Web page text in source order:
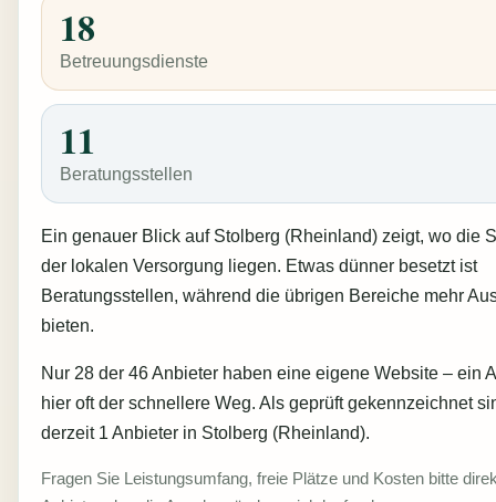
18
Betreuungsdienste
11
Beratungsstellen
Ein genauer Blick auf Stolberg (Rheinland) zeigt, wo die
der lokalen Versorgung liegen. Etwas dünner besetzt ist
Beratungsstellen, während die übrigen Bereiche mehr
bieten.
Nur 28 der 46 Anbieter haben eine eigene Website – ein
hier oft der schnellere Weg. Als geprüft gekennzeichnet
derzeit 1 Anbieter in Stolberg (Rheinland).
Fragen Sie Leistungsumfang, freie Plätze und Kosten bitte